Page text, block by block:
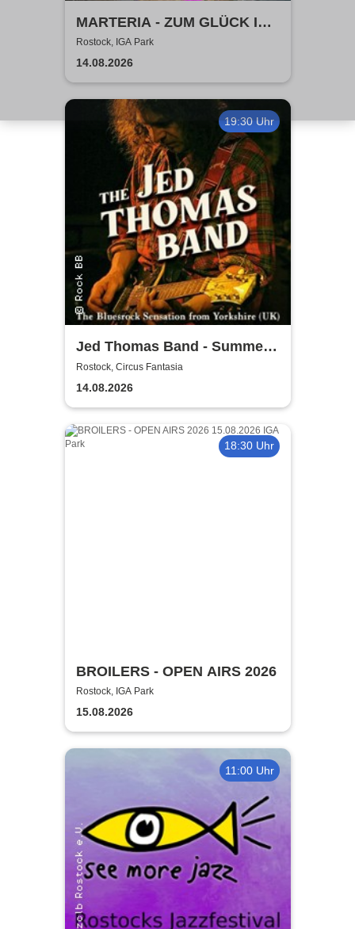
MARTERIA - ZUM GLÜCK IN
DIE ZUKUNFT TOUR 2026
Rostock, IGA Park
14.08.2026
19:30 Uhr
Jed Thomas Band - Summer
Tour 2026
Rostock, Circus Fantasia
14.08.2026
18:30 Uhr
BROILERS - OPEN AIRS 2026
Rostock, IGA Park
15.08.2026
11:00 Uhr